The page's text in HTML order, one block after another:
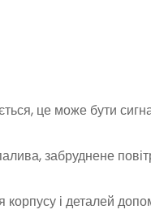
це може бути
забруднене
корпусу і деталей